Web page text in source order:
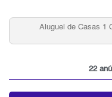
Aluguel de Casas 1
22